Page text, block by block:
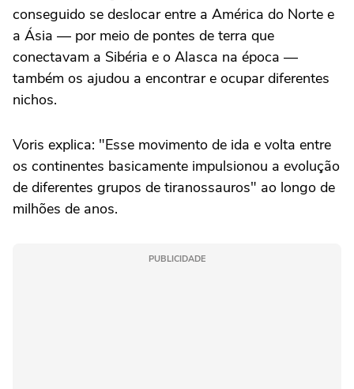
conseguido se deslocar entre a América do Norte e
a Ásia — por meio de pontes de terra que
conectavam a Sibéria e o Alasca na época —
também os ajudou a encontrar e ocupar diferentes
nichos.
Voris explica: "Esse movimento de ida e volta entre
os continentes basicamente impulsionou a evolução
de diferentes grupos de tiranossauros" ao longo de
milhões de anos.
PUBLICIDADE